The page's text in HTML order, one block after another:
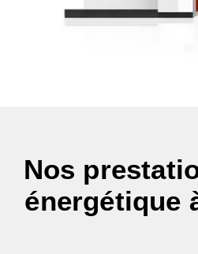
Nos
énergétique